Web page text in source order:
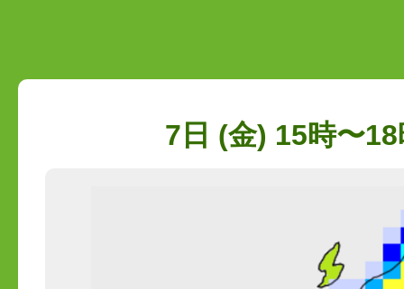
7日 (金) 15時〜